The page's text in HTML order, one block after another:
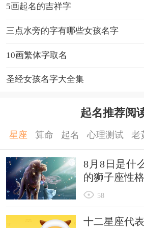
5画起名的吉祥字
三点水旁的字有哪些女孩名字
10画繁体字取名
圣经女孩名字大全集
起名推荐阅
星座 算命 起名 心理测试 老
8月8日是什
的狮子座性
58
十二星座代